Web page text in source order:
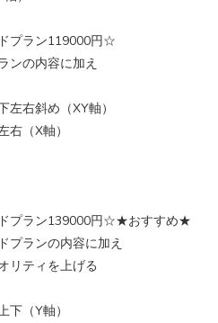
プラン119000円☆
ンの内容に加え
左右斜め（XY軸）
右（X軸）
プラン139000円☆★おすすめ★
プランの内容に加え
リティを上げる
下（Y軸）